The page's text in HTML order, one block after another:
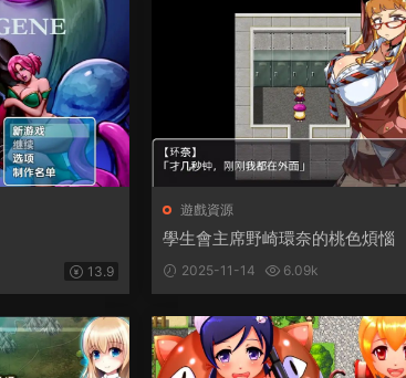
13.9
遊戲資源
學生會主席野崎環奈的桃色煩惱
2025-11-14 6.09k